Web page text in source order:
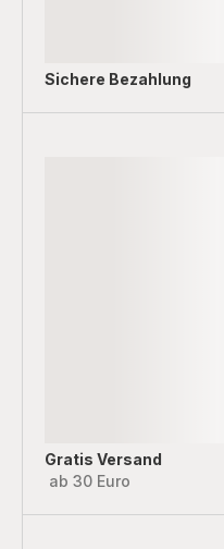
Sichere Bezahlung
Gratis Versand
ab 30 Euro